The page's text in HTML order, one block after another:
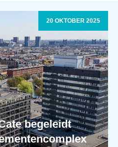
begeleidt
20 OKTOBER 2025